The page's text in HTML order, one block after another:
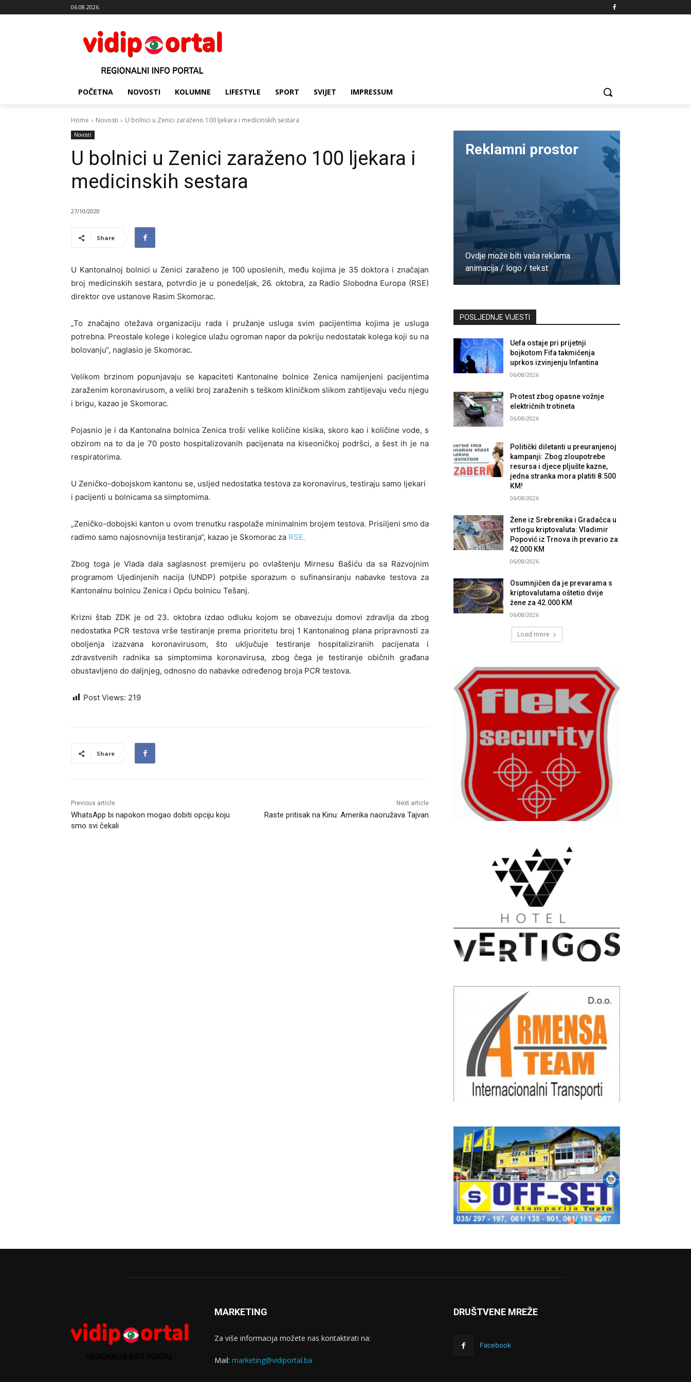
06.08.2026.
POČETNA NOVOSTI KOLUMNE LIFESTYLE SPORT SVIJET IMPRESSUM
Home Novosti U bolnici u Zenici zaraženo 100 ljekara i medicinskih sestara
Novosti
U bolnici u Zenici zaraženo 100 ljekara i
medicinskih sestara
27/10/2020
Share
U Kantonalnoj bolnici u Zenici zaraženo je 100 uposlenih, među kojima je 35 doktora i značajan
broj medicinskih sestara, potvrdio je u ponedeljak, 26. oktobra, za Radio Slobodna Europa (RSE)
direktor ove ustanove Rasim Skomorac.
„To značajno otežava organizaciju rada i pružanje usluga svim pacijentima kojima je usluga
potrebna. Preostale kolege i kolegice ulažu ogroman napor da pokriju nedostatak kolega koji su na
bolovanju“, naglasio je Skomorac.
Velikom brzinom popunjavaju se kapaciteti Kantonalne bolnice Zenica namijenjeni pacijentima
zaraženim koronavirusom, a veliki broj zaraženih s teškom kliničkom slikom zahtijevaju veću njegu
i brigu, kazao je Skomorac.
Pojasnio je i da Kantonalna bolnica Zenica troši velike količine kisika, skoro kao i količine vode, s
obzirom na to da je 70 posto hospitalizovanih pacijenata na kiseoničkoj podršci, a šest ih je na
respiratorima.
U Zeničko-dobojskom kantonu se, usljed nedostatka testova za koronavirus, testiraju samo ljekari
i pacijenti u bolnicama sa simptomima.
„Zeničko-dobojski kanton u ovom trenutku raspolaže minimalnim brojem testova. Prisiljeni smo da
radimo samo najosnovnija testiranja“, kazao je Skomorac za RSE.
Zbog toga je Vlada dala saglasnost premijeru po ovlaštenju Mirnesu Bašiću da sa Razvojnim
programom Ujedinjenih nacija (UNDP) potpiše sporazum o sufinansiranju nabavke testova za
Kantonalnu bolnicu Zenica i Opću bolnicu Tešanj.
Krizni štab ZDK je od 23. oktobra izdao odluku kojom se obavezuju domovi zdravlja da zbog
nedostatka PCR testova vrše testiranje prema prioritetu broj 1 Kantonalnog plana pripravnosti za
oboljenja izazvana koronavirusom, što uključuje testiranje hospitaliziranih pacijenata i
zdravstvenih radnika sa simptomima koronavirusa, zbog čega je testiranje običnih građana
obustavljeno do daljnjeg, odnosno do nabavke određenog broja PCR testova.
Post Views: 219
Share
Previous article
WhatsApp bi napokon mogao dobiti opciju koju
smo svi čekali
Next article
Raste pritisak na Kinu: Amerika naoružava Tajvan
Reklamni prostor
Ovdje može biti vaša reklama.
animacija / logo / tekst
POSLJEDNJE VIJESTI
Uefa ostaje pri prijetnji
bojkotom Fifa takmičenja
uprkos izvinjenju Infantina
06/08/2026
Protest zbog opasne vožnje
električnih trotineta
06/08/2026
Politički diletanti u preuranjenoj
kampanji: Zbog zloupotrebe
resursa i djece pljušte kazne,
jedna stranka mora platiti 8.500
KM!
06/08/2026
Žene iz Srebrenika i Gradačca u
vrtlogu kriptovaluta: Vladimir
Popović iz Trnova ih prevario za
42 000 KM
06/08/2026
Osumnjičen da je prevarama s
kriptovalutama oštetio dvije
žene za 42.000 KM
06/08/2026
Load more
MARKETING
Za više informacija možete nas kontaktirati na:
Mail: marketing@vidiportal.ba
DRUŠTVENE MREŽE
Facebook